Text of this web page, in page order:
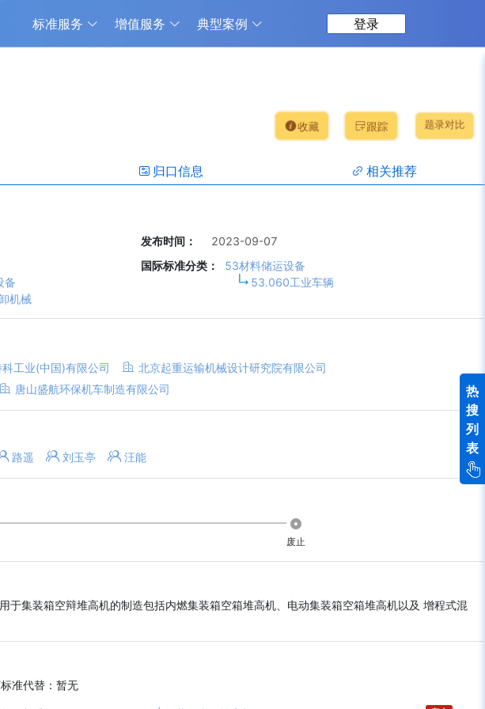
标准服务 增值服务 典型案例 登录
收藏 跟踪 题录对比
归口信息 相关推荐
发布时间：
2023-09-07
备
机械
国际标准分类：
53材料储运设备
53.060工业车辆
工业(中国)有限公司
北京起重运输机械设计研究院有限公司
唐山盛航环保机车制造有限公司
路遥 刘玉亭 汪能
废止
集装箱空辩堆高机的制造包括内燃集装箱空箱堆高机、电动集装箱空箱堆高机以及 增程式混
准代替： 暂无
热
搜
列
表